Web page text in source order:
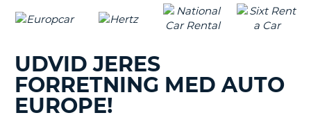
DANMARK
UDVID JERES
FORRETNING MED AUTO
EUROPE!